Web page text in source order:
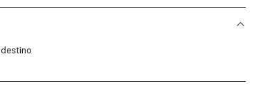
Durante Todo Tu Entrenamiento.